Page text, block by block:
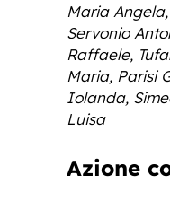
Maria
Servonio
Raffaele,
Maria, Parisi
Iolanda,
Luisa
Azione